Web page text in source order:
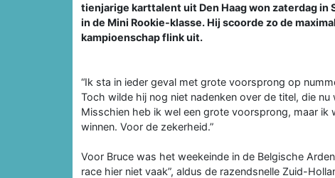
tienjarige karttalent uit Den Haag won zaterdag
in de Mini Rookie-klasse. Hij scoorde zo de
kampioenschap flink uit.
“Ik sta in ieder geval met grote voorsprong op
Toch wilde hij nog niet nadenken over de titel, die
Misschien heb ik wel een grote voorsprong, maar
winnen. Voor de zekerheid.”
Voor Bruce was het weekeinde in de Belgische
race hier niet vaak”, aldus de razendsnelle Zuid-